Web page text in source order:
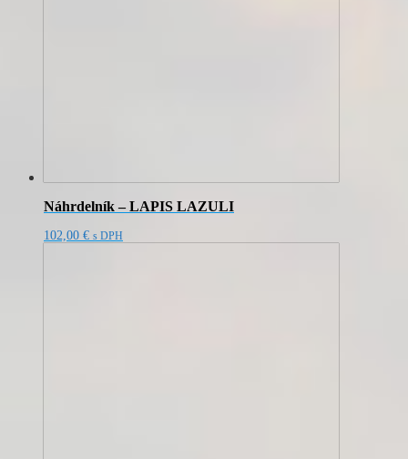
Náhrdelník – LAPIS LAZULI
102,00 € s DPH